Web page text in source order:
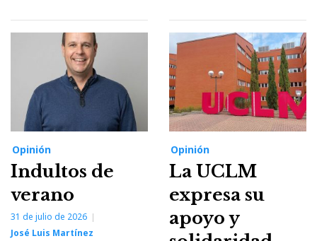
Opinión
Indultos de
verano
31 de julio de 2026
José Luis Martínez
Opinión
La UCLM
expresa su
apoyo y